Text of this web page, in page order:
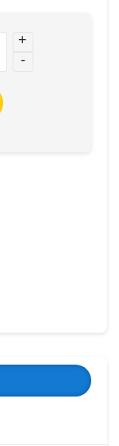
+
-